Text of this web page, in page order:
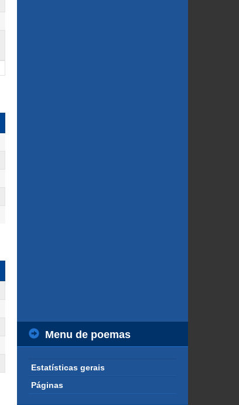
Menu de poemas
Estatísticas gerais
Páginas